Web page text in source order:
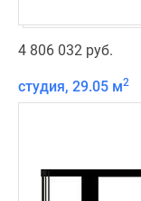
4 806 032 руб.
студия, 29.05 м2